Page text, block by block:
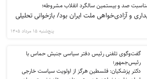
صد و بیستمین سالگرد انقلاب مشروطه؛
و آزادی‌خواهی ملت ایران بود/ بازخوانی تحلیلی
پنج‌شنبه 15 مرداد 1405
گفت‌وگوی تلفنی رئیس دفتر سیاسی جنبش حماس با
رئیس‌جمهور؛
دکتر پزشکیان: فلسطین هرگز از اولویت سیاست خارجی